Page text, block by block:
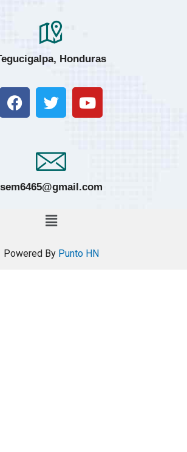
Honduras
sem6465@gmail.com
Powered By Punto HN